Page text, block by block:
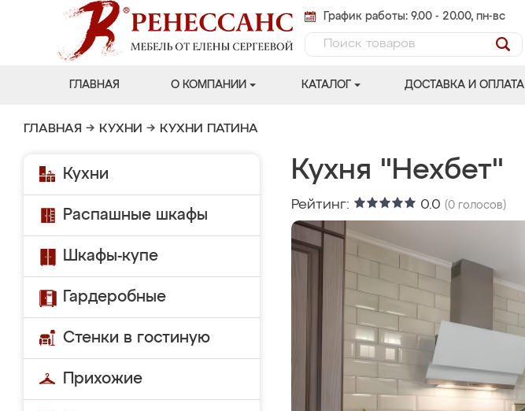
График работы: 9.00 - 20.00, пн-вс
ГЛАВНАЯ О КОМПАНИИ КАТАЛОГ ДОСТАВКА И ОПЛАТА
ГЛАВНАЯ → КУХНИ → КУХНИ ПАТИНА
Кухни
Распашные шкафы
Шкафы-купе
Гардеробные
Стенки в гостиную
Прихожие
Кухня "Нехбет"
Рейтинг: 0.0 (0 голосов)